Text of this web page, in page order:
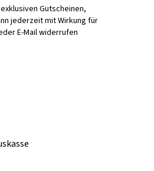
Gutscheinen,
jederzeit mit Wirkung für
E-Mail widerrufen